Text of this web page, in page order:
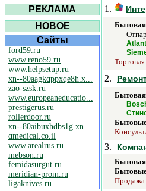
РЕКЛАМА
НОВОЕ
Сайты
ford59.ru
www.reno59.ru
www.helpsetup.ru
xn--80aagkqppxqe8h.x...
zao-szsk.ru
www.europeaneducatio...
prestigerus.ru
rollerdoor.ru
xn--80aibuxhdbs1g.xn...
qmedical.co.il
www.arealrus.ru
mebson.ru
femidasurgut.ru
meridian-prom.ru
ligaknives.ru
1.
Бытовая
2.
Бытовая
3.
Бытовая
Продажа